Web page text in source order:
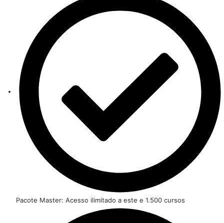
Pacote Master: Acesso ilimitado a este e 1.500 cursos